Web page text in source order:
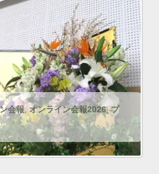
会報,オンライン会報2026,ブ